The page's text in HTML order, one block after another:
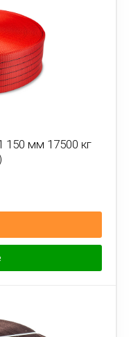
150 мм 17500 кг